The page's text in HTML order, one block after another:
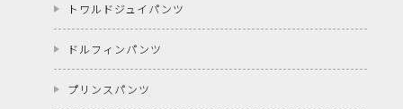
トワルドジュイパンツ
ドルフィンパンツ
プリンスパンツ